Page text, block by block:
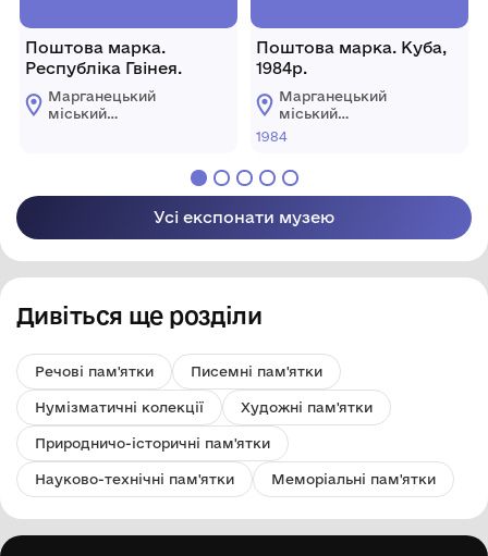
Поштова марка.
Республіка Гвінея.
Марганецький
міський
Поштова марка. Куба,
1984р.
Марганецький
міський
краєзнавчий музей
1984
Усі експонати музею
Дивіться ще розділи
Речові пам'ятки Писемні пам'ятки
Нумізматичні колекції Художні пам'ятки
Природничо-історичні пам'ятки
Науково-технічні пам'ятки Меморіальні пам'ятки